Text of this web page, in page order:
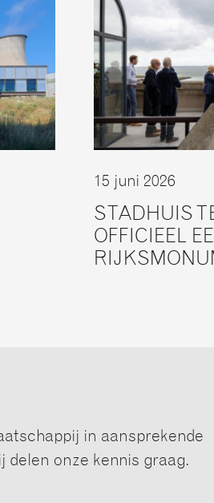
15 juni 2026
STADHUIS
OFFICIEEL
in aansprekende
delen onze kennis graag.